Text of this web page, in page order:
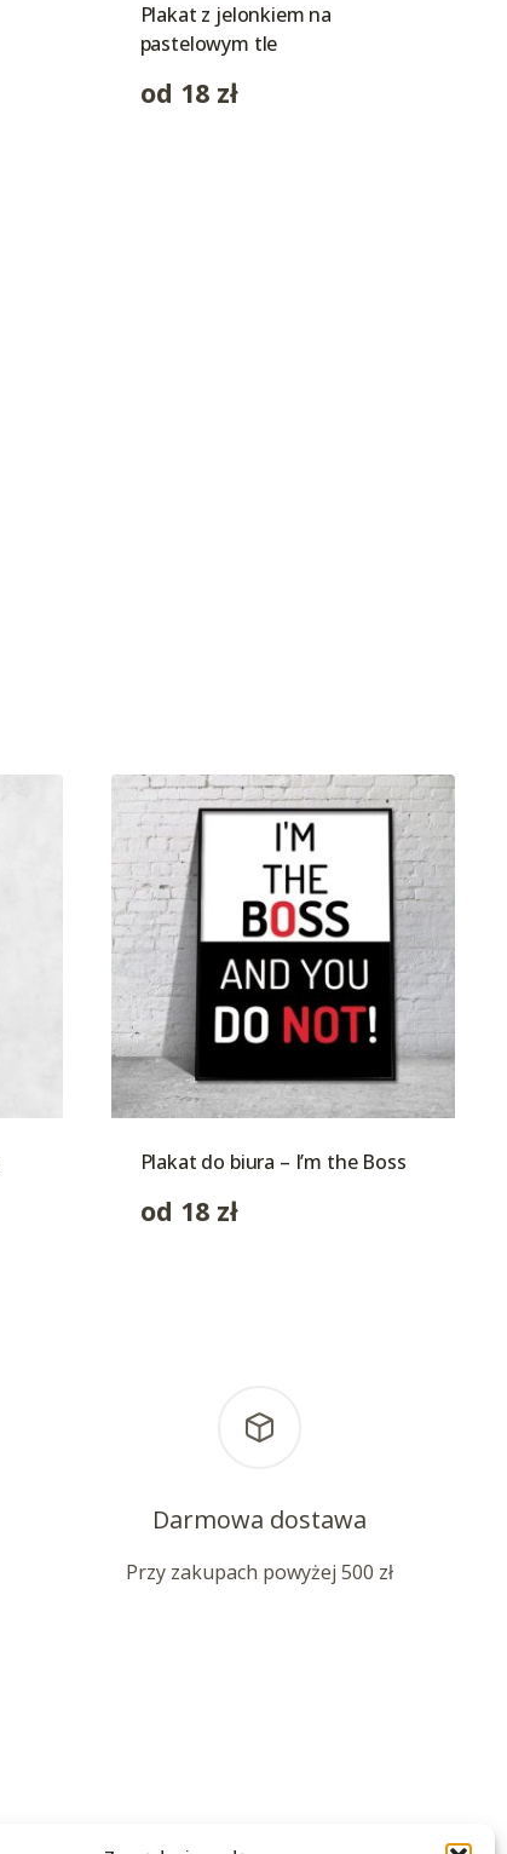
Plakat z jelonkiem na
pastelowym tle
od 18 zł
Plakat do biura – I’m the Boss
od 18 zł
Darmowa dostawa
Przy zakupach powyżej 500 zł